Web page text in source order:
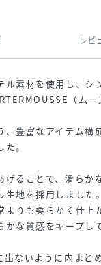
レビ
素材を使用し、シ
（ムー
豊富なアイテム構
。
ることで、滑らか
地を採用しました
りも柔らかく仕上
な質感をキープし
ないように内まと